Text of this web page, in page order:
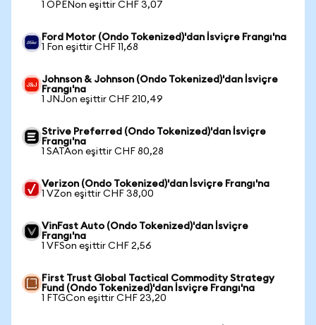
1 OPENon eşittir CHF 3,07
Ford Motor (Ondo Tokenized)'dan İsviçre Frangı'na
1 Fon eşittir CHF 11,68
Johnson & Johnson (Ondo Tokenized)'dan İsviçre
Frangı'na
1 JNJon eşittir CHF 210,49
Strive Preferred (Ondo Tokenized)'dan İsviçre
Frangı'na
1 SATAon eşittir CHF 80,28
Verizon (Ondo Tokenized)'dan İsviçre Frangı'na
1 VZon eşittir CHF 38,00
VinFast Auto (Ondo Tokenized)'dan İsviçre
Frangı'na
1 VFSon eşittir CHF 2,56
First Trust Global Tactical Commodity Strategy
Fund (Ondo Tokenized)'dan İsviçre Frangı'na
1 FTGCon eşittir CHF 23,20